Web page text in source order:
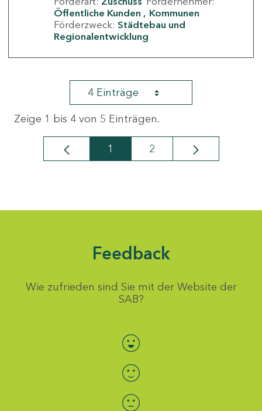
Öffentliche Kunden
Kommunen
Förderzweck: Städtebau und
Regionalentwicklung
4 Einträge
Zeige 1 bis 4 von 5 Einträgen.
Seite
1 Seite
2
Feedback
Wie zufrieden sind Sie mit der Website der
SAB?
Bewertung auswählen